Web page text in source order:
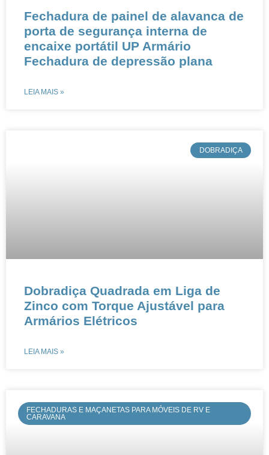
Fechadura de painel de alavanca de
porta de segurança interna de
encaixe portátil UP Armário
Fechadura de depressão plana
LEIA MAIS »
​DOBRADIÇA
​​​​​​​​Dobradiça Quadrada em Liga de
Zinco com Torque Ajustável para
Armários Elétricos​​ ​​
LEIA MAIS »
FECHADURAS E MAÇANETAS PARA MÓVEIS DE RV E
CARAVANA